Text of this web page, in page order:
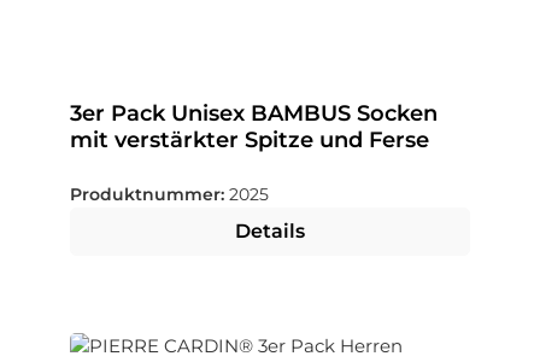
3er Pack Unisex BAMBUS Socken
mit verstärkter Spitze und Ferse
Produktnummer: 2025
Details